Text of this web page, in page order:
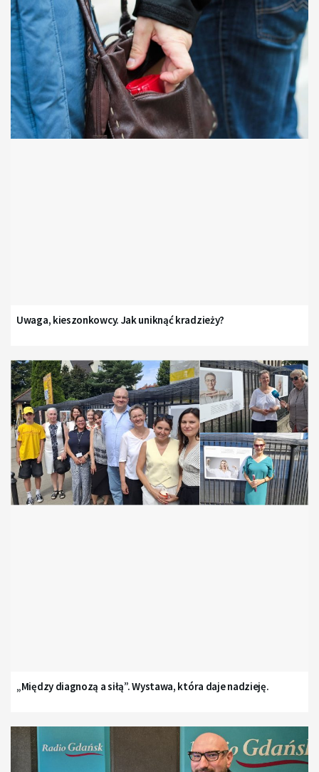
Uwaga, kieszonkowcy. Jak uniknąć kradzieży?
„Między diagnozą a siłą”. Wystawa, która daje nadzieję.